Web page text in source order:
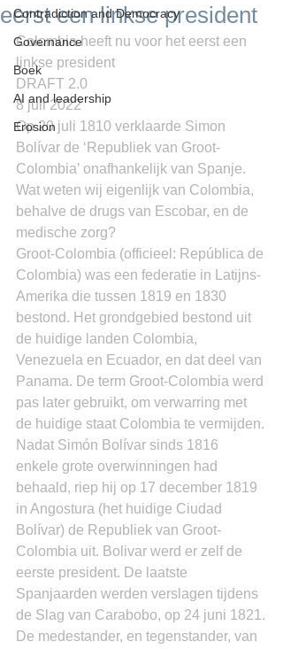
Contradiction and Democracy
Governance
Boek
AI and leadership
Erosion
eerst een linkse president
Colombia heeft nu voor het eerst een
linkse president
DRAFT 2.0
8 juli 2022
Op 20 juli 1810 verklaarde Simon
Bolívar de ‘Republiek van Groot-
Colombia’ onafhankelijk van Spanje.
Wat weten wij eigenlijk van Colombia,
behalve de drugs van Escobar, en de
medische zorg?
Groot-Colombia (officieel: República de
Colombia) was een federatie in Latijns-
Amerika die tussen 1819 en 1830
bestond. Het grondgebied bestond uit
de huidige landen Colombia,
Venezuela en Ecuador, en dat deel van
Panama. De term Groot-Colombia werd
pas later gebruikt, om verwarring met
de huidige staat Colombia te vermijden.
Nadat Simón Bolívar sinds 1816
enkele grote overwinningen had
behaald, riep hij op 17 december 1819
in Angostura (het huidige Ciudad
Bolívar) de Republiek van Groot-
Colombia uit. Bolivar werd er zelf de
eerste president. De laatste
Spanjaarden werden verslagen tijdens
de Slag van Carabobo, op 24 juni 1821.
De medestander, en tegenstander, van